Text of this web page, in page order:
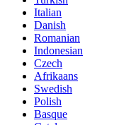
Italian
Danish
Romanian
Indonesian
Czech
Afrikaans
Swedish
Polish
Basque